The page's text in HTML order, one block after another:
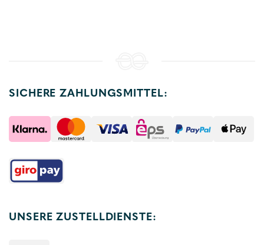
SICHERE ZAHLUNGSMITTEL:
UNSERE ZUSTELLDIENSTE: